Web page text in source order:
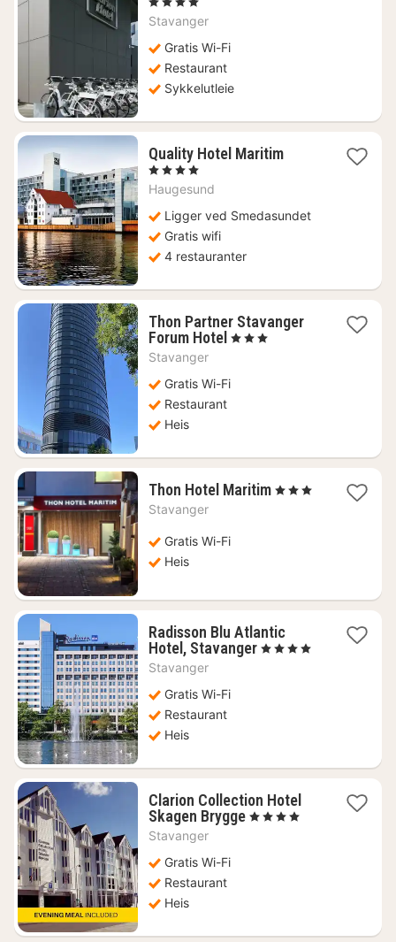
Stavanger
Gratis Wi-Fi
Restaurant
Sykkelutleie
Quality Hotel Maritim1
kr.
, 4 Stjerner
Haugesund
Ligger ved Smedasundet
Gratis wifi
4 restauranter
Thon Partner Stavanger
Forum Hotel 1
1131
, 3 Stjerner
Stavanger
Gratis Wi-Fi
Restaurant
Heis
Thon Hotel Maritim1
, 3 Stjerner
Stavanger
Gratis Wi-Fi
Heis
Radisson Blu Atlantic
Hotel, Stavanger1
, 4 Stjerner
Stavanger
Gratis Wi-Fi
Restaurant
Heis
Clarion Collection Hotel
Skagen Brygge1
, 4 Stjerner
Stavanger
Gratis Wi-Fi
Restaurant
Heis